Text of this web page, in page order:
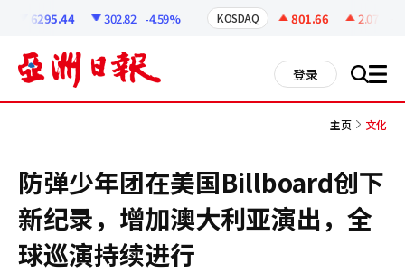
6295.44 302.82 -4.59% KOSDAQ 801.66 2.07
登录 搜 all
主页 文化
防弹少年团在美国Billboard创下
新纪录，增加澳大利亚演出，全
球巡演持续进行